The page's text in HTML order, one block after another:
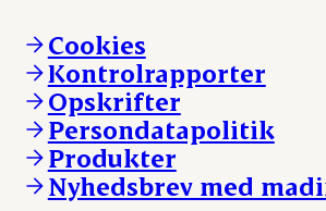
Vores resultater
Vores lokationer
Kontakt
Andelsejere - kreatur
Danishcrownprofessional.com
DAT-Schaub.com
ESS-FOOD.com
Fonden Dansk Gastronomi
KLS.se
nordicspoor.com
Scanhide.dk
Cookies
Kontrolrapporter
Opskrifter
Persondatapolitik
Produkter
Nyhedsbrev med